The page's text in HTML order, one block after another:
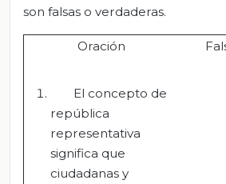
son falsas o verdaderas.
Oración
El concepto de
república
representativa
significa que
ciudadanas y